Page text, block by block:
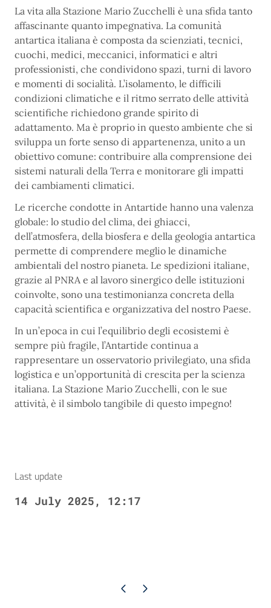
La vita alla Stazione Mario Zucchelli è una sfida tanto
affascinante quanto impegnativa. La comunità
antartica italiana è composta da scienziati, tecnici,
cuochi, medici, meccanici, informatici e altri
professionisti, che condividono spazi, turni di lavoro
e momenti di socialità. L’isolamento, le difficili
condizioni climatiche e il ritmo serrato delle attività
scientifiche richiedono grande spirito di
adattamento. Ma è proprio in questo ambiente che si
sviluppa un forte senso di appartenenza, unito a un
obiettivo comune: contribuire alla comprensione dei
sistemi naturali della Terra e monitorare gli impatti
dei cambiamenti climatici.
Le ricerche condotte in Antartide hanno una valenza
globale: lo studio del clima, dei ghiacci,
dell’atmosfera, della biosfera e della geologia antartica
permette di comprendere meglio le dinamiche
ambientali del nostro pianeta. Le spedizioni italiane,
grazie al PNRA e al lavoro sinergico delle istituzioni
coinvolte, sono una testimonianza concreta della
capacità scientifica e organizzativa del nostro Paese.
In un’epoca in cui l’equilibrio degli ecosistemi è
sempre più fragile, l’Antartide continua a
rappresentare un osservatorio privilegiato, una sfida
logistica e un’opportunità di crescita per la scienza
italiana. La Stazione Mario Zucchelli, con le sue
attività, è il simbolo tangibile di questo impegno!
Last update
14 July 2025, 12:17
Previous pageNext page